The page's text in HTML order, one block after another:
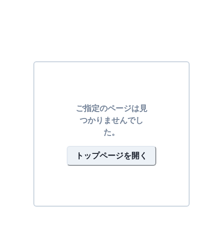
ご指定のページは見
つかりませんでし
た。
トップページを開く